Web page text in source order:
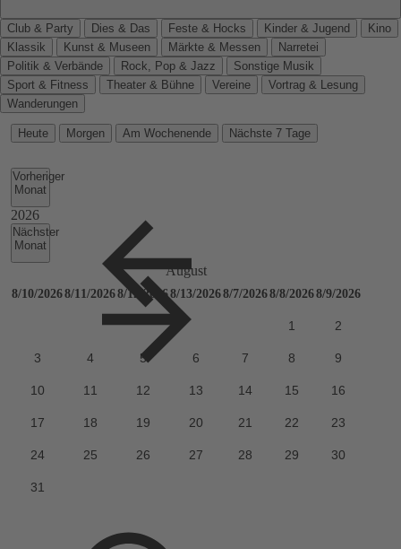
Club & Party Dies & Das Feste & Hocks Kinder & Jugend
Kino
Klassik
Kunst & Museen Märkte & Messen
Narretei
Politik & Verbände
Rock, Pop & Jazz
Sonstige Musik
Sport & Fitness
Theater & Bühne Vereine
Vortrag & Lesung
Wanderungen
Heute Morgen Am Wochenende Nächste 7 Tage
Vorheriger
Monat
Nächster
Monat